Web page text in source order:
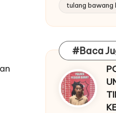
tulang bawang
#Baca